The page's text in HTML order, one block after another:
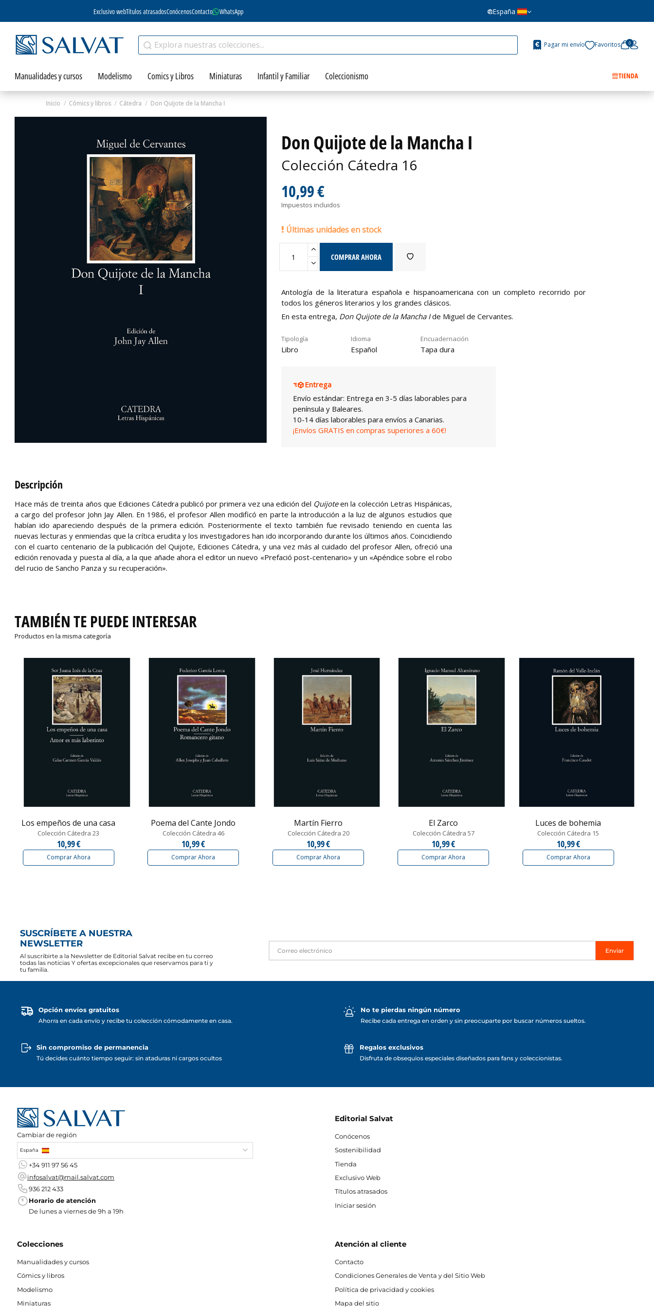
Exclusivo webTítulos atrasadosConócenosContacto WhatsApp España
Pagar mi envío Favoritos 0
Manualidades y cursos Modelismo Comics y Libros Miniaturas Infantil y Familiar Coleccionismo TIENDA
Inicio Cómics y libros Cátedra Don Quijote de la Mancha I
Don Quijote de la Mancha I
Colección Cátedra 16
10,99 €
Impuestos incluidos
Últimas unidades en stock
COMPRAR AHORA
Antología de la literatura española e hispanoamericana con un completo recorrido por
todos los géneros literarios y los grandes clásicos.
En esta entrega, Don Quijote de la Mancha Ide Miguel de Cervantes.
Tipología
Libro
Idioma
Español
Encuadernación
Tapa dura
Entrega
Envío estándar: Entrega en 3-5 días laborables para
península y Baleares.
10-14 días laborables para envíos a Canarias.
¡Envíos GRATIS en compras superiores a 60€!
Descripción
Hace más de treinta años que Ediciones Cátedra publicó por primera vez una edición del Quijoteen la colección Letras Hispánicas,
a cargo del profesor John Jay Allen. En 1986, el profesor Allen modificó en parte la introducción a la luz de algunos estudios que
habían ido apareciendo después de la primera edición. Posteriormente el texto también fue revisado teniendo en cuenta las
nuevas lecturas y enmiendas que la crítica erudita y los investigadores han ido incorporando durante los últimos años. Coincidiendo
con el cuarto centenario de la publicación del Quijote, Ediciones Cátedra, y una vez más al cuidado del profesor Allen, ofreció una
edición renovada y puesta al día, a la que añade ahora el editor un nuevo «Prefació post-centenario» y un «Apéndice sobre el robo
del rucio de Sancho Panza y su recuperación».
TAMBIÉN TE PUEDE INTERESAR
Productos en la misma categoría
Los empeños de una casa
Colección Cátedra 23
10,99 €
Comprar Ahora
Poema del Cante Jondo
Colección Cátedra 46
10,99 €
Comprar Ahora
Martín Fierro
Colección Cátedra 20
10,99 €
Comprar Ahora
El Zarco
Colección Cátedra 57
10,99 €
Comprar Ahora
Luces de bohemia
Colección Cátedra 15
10,99 €
Comprar Ahora
SUSCRÍBETE A NUESTRA
NEWSLETTER
Al suscribirte a la Newsletter de Editorial Salvat recibe en tu correo
todas las noticias Y ofertas excepcionales que reservamos para ti y
tu familia.
Enviar
Opción envíos gratuitos
Ahorra en cada envío y recibe tu colección cómodamente en casa.
No te pierdas ningún número
Recibe cada entrega en orden y sin preocuparte por buscar números sueltos.
Sin compromiso de permanencia
Tú decides cuánto tiempo seguir: sin ataduras ni cargos ocultos
Regalos exclusivos
Disfruta de obsequios especiales diseñados para fans y coleccionistas.
Cambiar de región
España
+34 911 97 56 45
infosalvat@mail.salvat.com
936 212 433
Horario de atención
De lunes a viernes de 9h a 19h
Editorial Salvat
Conócenos
Sostenibilidad
Tienda
Exclusivo Web
Títulos atrasados
Iniciar sesión
Colecciones
Manualidades y cursos
Cómics y libros
Modelismo
Miniaturas
Atención al cliente
Contacto
Condiciones Generales de Venta y del Sitio Web
Política de privacidad y cookies
Mapa del sitio